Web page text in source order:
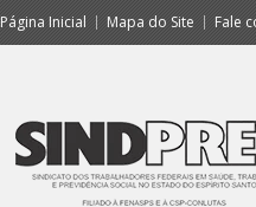
Página Inicial Mapa do Site Fale